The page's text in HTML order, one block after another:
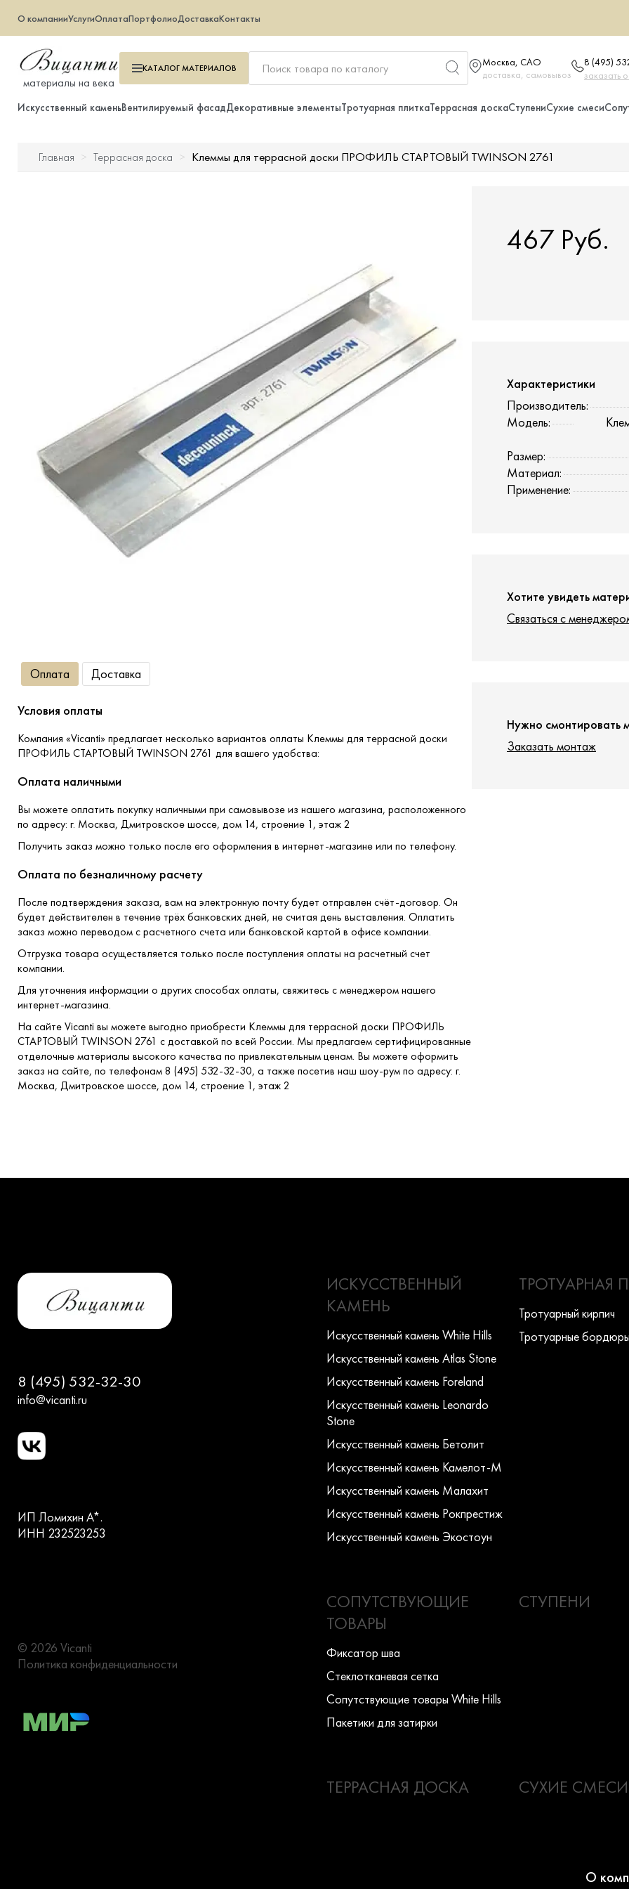
О компанииУслугиОплатаПортфолиоДоставкаКонтакты
материалы на века
КАТАЛОГМАТЕРИАЛОВ
Москва, САО
доставка, самовывоз
8 (495)
заказать
Искусственный каменьВентилируемый фасадДекоративные элементыТротуарная плиткаТеррасная доскаСтупениСухие смеси
Сопутствующие товары
Главная Террасная доска Клеммы для террасной доски ПРОФИЛЬ СТАРТОВЫЙ TWINSON 2761
Оплата Доставка
Условия оплаты
Компания «Vicanti» предлагает несколько вариантов оплаты Клеммы для террасной доски
ПРОФИЛЬ СТАРТОВЫЙ TWINSON 2761 для вашего удобства:
Оплата наличными
Вы можете оплатить покупку наличными при самовывозе из нашего магазина, расположенного
по адресу: г. Москва, Дмитровское шоссе, дом 14, строение 1, этаж 2
Получить заказ можно только после его оформления в интернет-магазине или по телефону.
Оплата по безналичному расчету
После подтверждения заказа, вам на электронную почту будет отправлен счёт-договор. Он
будет действителен в течение трёх банковских дней, не считая день выставления. Оплатить
заказ можно переводом с расчетного счета или банковской картой в офисе компании.
Отгрузка товара осуществляется только после поступления оплаты на расчетный счет
компании.
Для уточнения информации о других способах оплаты, свяжитесь с менеджером нашего
интернет-магазина.
На сайте Vicanti вы можете выгодно приобрести Клеммы для террасной доски ПРОФИЛЬ
СТАРТОВЫЙ TWINSON 2761 с доставкой по всей России. Мы предлагаем сертифицированные
отделочные материалы высокого качества по привлекательным ценам. Вы можете оформить
заказ на сайте, по телефонам 8 (495) 532-32-30, а также посетив наш шоу-рум по адресу: г.
Москва, Дмитровское шоссе, дом 14, строение 1, этаж 2
467 Руб.
Характеристики
Производитель:
Модель:
Размер:
Материал:
Применение:
Хотите увидеть
Связаться с
Нужно смонтировать
Заказать монтаж
8 (495) 532-32-30
info@vicanti.ru
ИП Ломихин А*.
ИНН 232523253
© 2026 Vicanti
Политика конфиденциальности
ИСКУССТВЕННЫЙ
КАМЕНЬ
Искусcтвенный камень White Hills
Искусcтвенный камень Atlas Stone
Искусcтвенный камень Foreland
Искусcтвенный камень Leonardo
Stone
Искусcтвенный камень Бетолит
Искусcтвенный камень Камелот-М
Искусcтвенный камень Малахит
Искусcтвенный камень Рокпрестиж
Искусcтвенный камень Экостоун
ТРОТУАРНАЯ
Тротуарный кирпич
Тротуарные бордюры
СОПУТСТВУЮЩИЕ
ТОВАРЫ
Фиксатор шва
Стеклотканевая сетка
Сопутствующие товары White Hills
Пакетики для затирки
СТУПЕНИ
ТЕРРАСНАЯ ДОСКА СУХИЕ СМЕСИ
О